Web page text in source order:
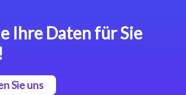
Ihre Daten für Sie
Sie uns